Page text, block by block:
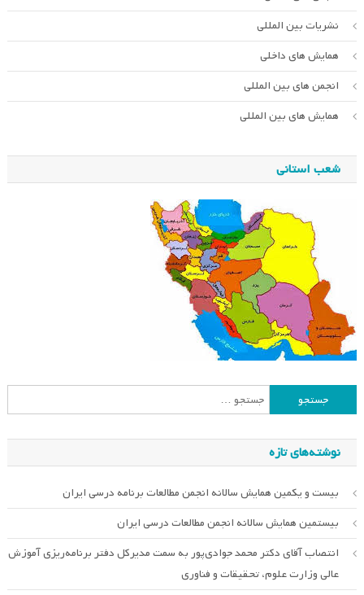
نشریات بین المللی
همایش های داخلی
انجمن های بین المللی
همایش های بین المللی
شعب استانی
برای:
نوشته‌های تازه
بیست و یکمین همایش سالانه انجمن مطالعات برنامه درسی ایران
بیستمین همایش سالانه انجمن مطالعات درسی ایران
انتصاب آقای دکتر محمد جوادی‌پور به سمت مدیرکل دفتر برنامه‌ریزی آموزش
عالی وزارت علوم، تحقیقات و فناوری